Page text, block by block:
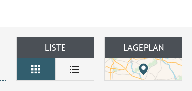
LISTE LAGEPLAN